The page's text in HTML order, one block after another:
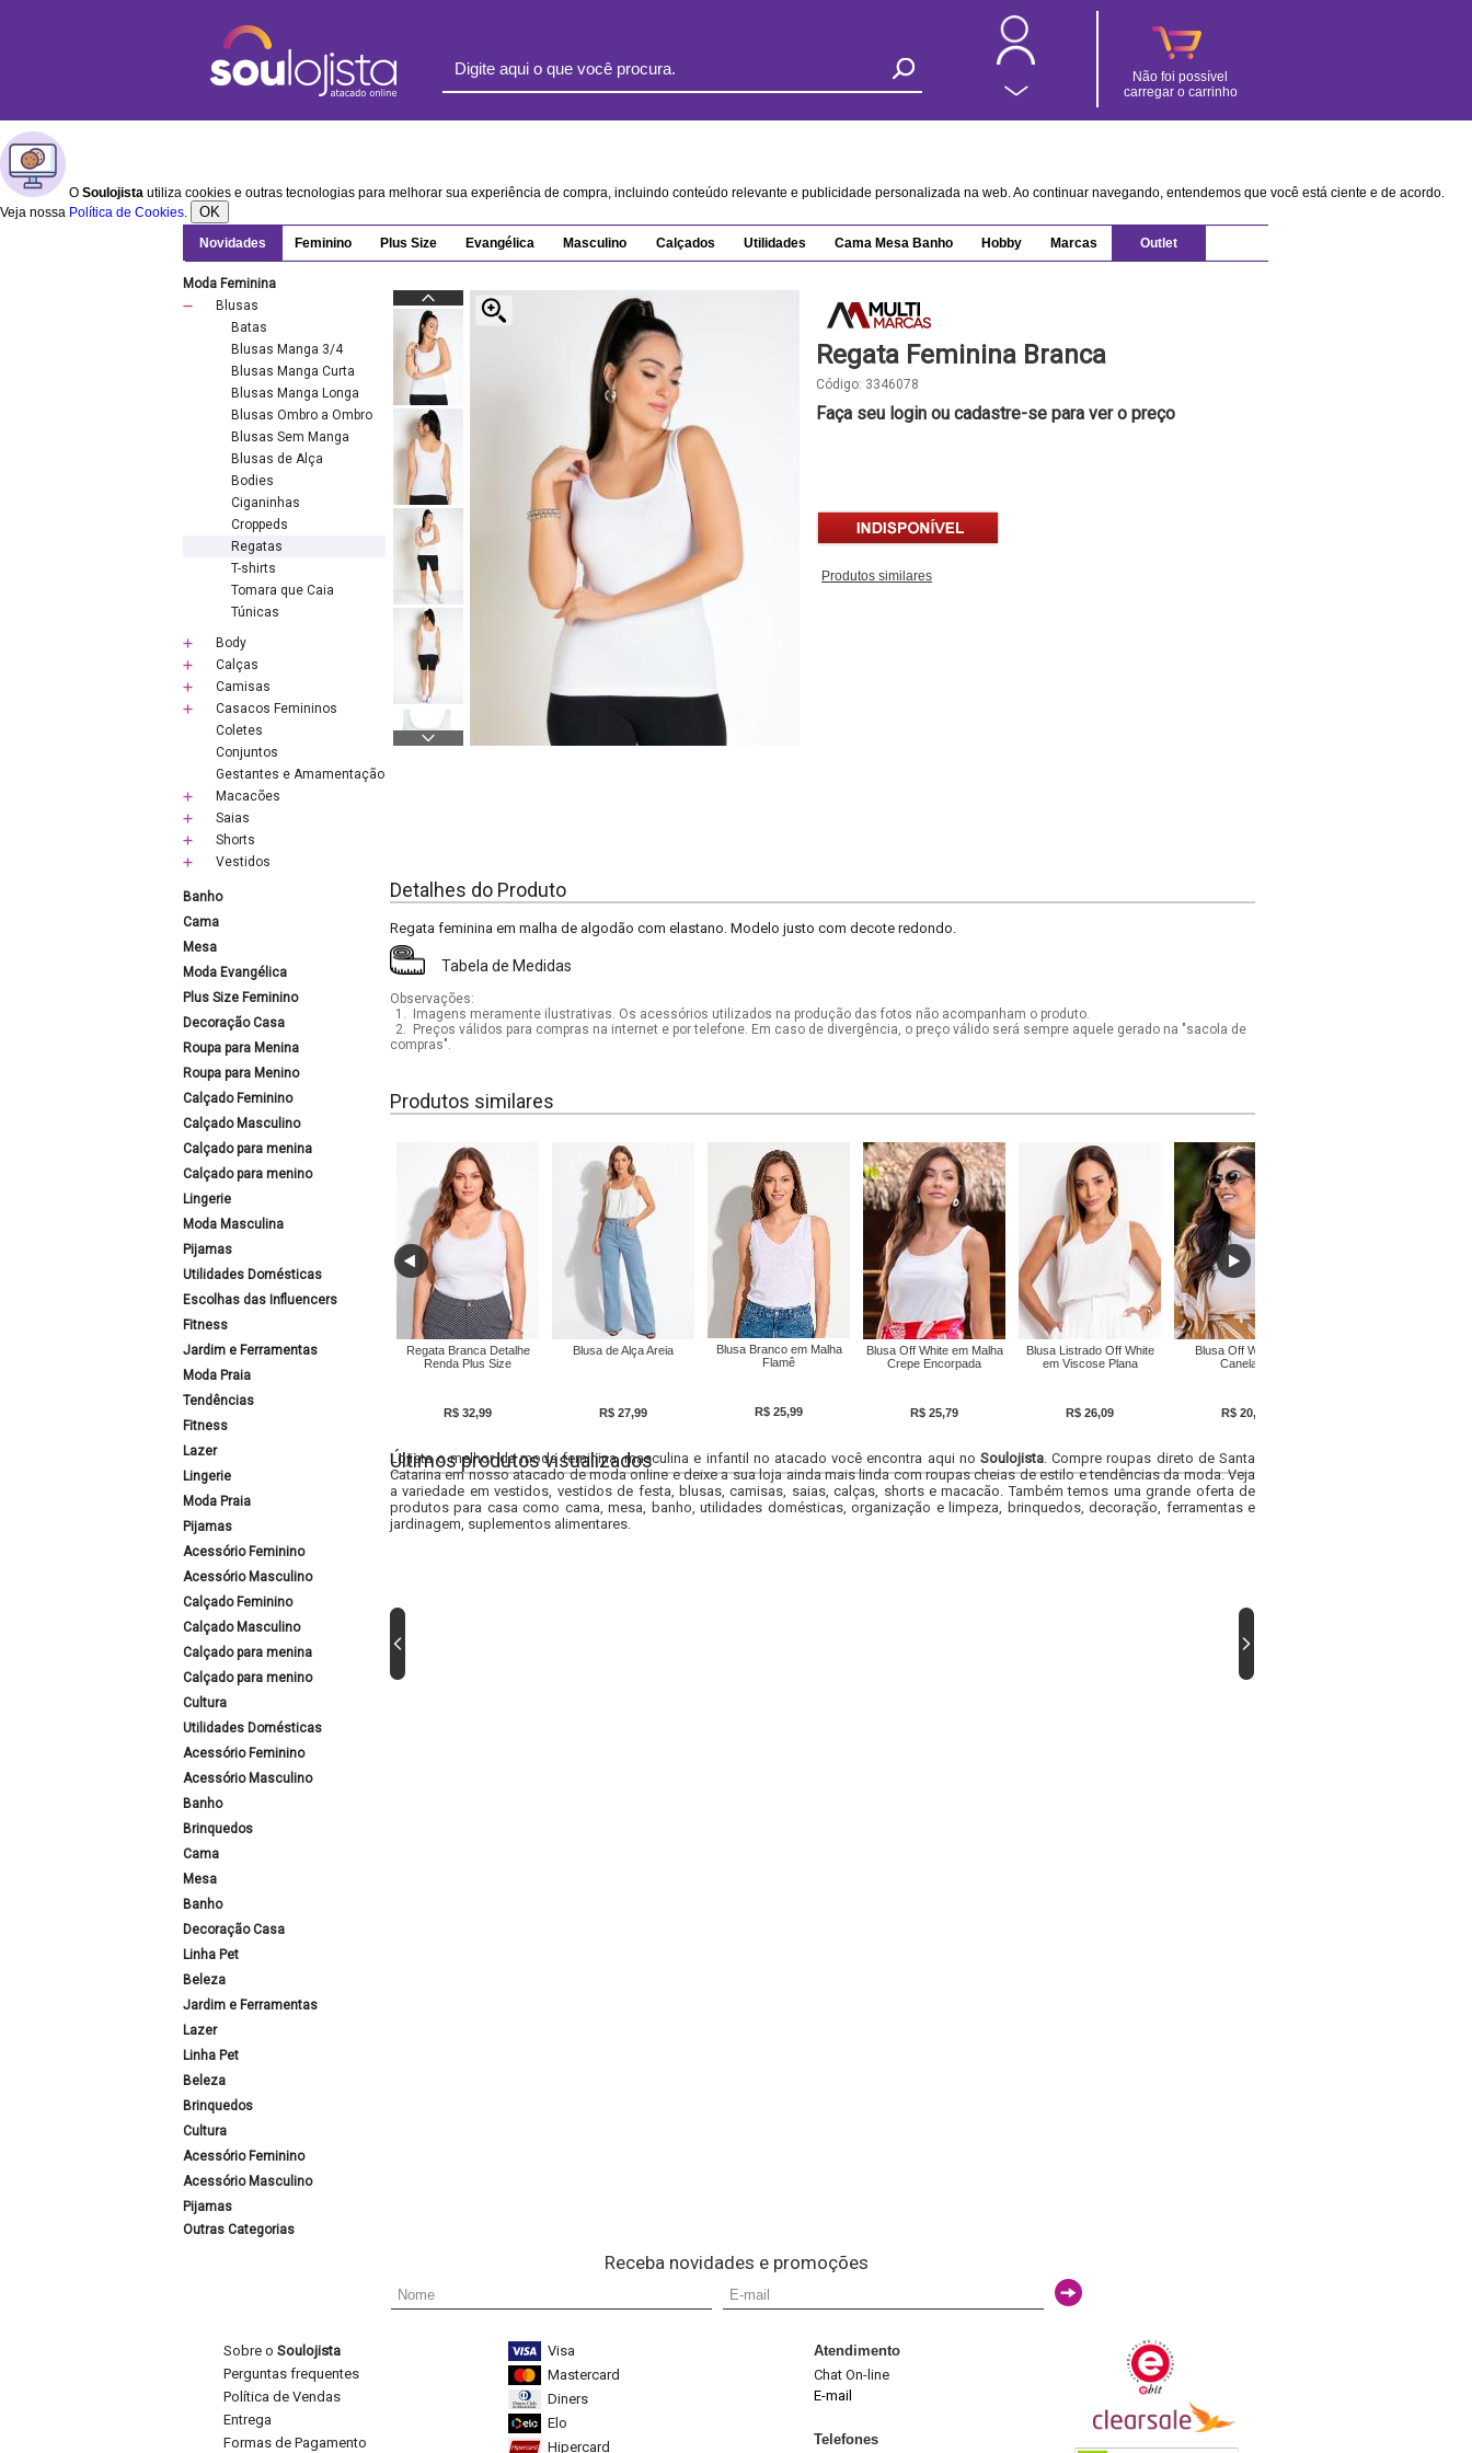
Não foi possível
carregar o carrinho
O Soulojista utiliza cookies e outras tecnologias para melhorar sua experiência de compra, incluindo conteúdo relevante e publicidade personalizada na web. Ao continuar navegando, entendemos que você está ciente e de acordo.
Veja nossa Política de Cookies. OK
Novidades Feminino Plus Size Evangélica Masculino Calçados Utilidades Cama Mesa Banho Hobby Marcas Outlet
Moda Feminina
Blusas
Batas
Blusas Manga 3/4
Blusas Manga Curta
Blusas Manga Longa
Blusas Ombro a Ombro
Blusas Sem Manga
Blusas de Alça
Bodies
Ciganinhas
Croppeds
Regatas
T-shirts
Tomara que Caia
Túnicas
Body
Calças
Camisas
Casacos Femininos
Coletes
Conjuntos
Gestantes e Amamentação
Macacões
Saias
Shorts
Vestidos
Banho
Cama
Mesa
Moda Evangélica
Plus Size Feminino
Decoração Casa
Roupa para Menina
Roupa para Menino
Calçado Feminino
Calçado Masculino
Calçado para menina
Calçado para menino
Lingerie
Moda Masculina
Pijamas
Utilidades Domésticas
Escolhas das Influencers
Fitness
Jardim e Ferramentas
Moda Praia
Tendências
Fitness
Lazer
Lingerie
Moda Praia
Pijamas
Acessório Feminino
Acessório Masculino
Calçado Feminino
Calçado Masculino
Calçado para menina
Calçado para menino
Cultura
Utilidades Domésticas
Acessório Feminino
Acessório Masculino
Banho
Brinquedos
Cama
Mesa
Banho
Decoração Casa
Linha Pet
Beleza
Jardim e Ferramentas
Lazer
Linha Pet
Beleza
Brinquedos
Cultura
Acessório Feminino
Acessório Masculino
Pijamas
Outras Categorias
Regata Feminina Branca
Código: 3346078
Faça seu login ou cadastre-se para ver o preço
Produtos similares
Detalhes do Produto
Regata feminina em malha de algodão com elastano. Modelo justo com decote redondo.
Tabela de Medidas
Observações:
1.
Imagens meramente ilustrativas. Os acessórios utilizados na produção das fotos não acompanham o produto.
2.
Preços válidos para compras na internet e por telefone. Em caso de divergência, o preço válido será sempre aquele gerado na "sacola de
compras".
Produtos similares
Regata Branca Detalhe
Renda Plus Size
R$ 32,99
Blusa de Alça Areia
R$ 27,99
Blusa Branco em Malha
Flamê
R$ 25,99
Blusa Off White em Malha
Crepe Encorpada
R$ 25,79
Blusa Listrado Off White
em Viscose Plana
R$ 26,09
Blusa Off White em
Canelado
R$ 20,69
Últimos produtos visualizados
Lojista o melhor da moda feminina, masculina e infantil no atacado você encontra aqui no Soulojista. Compre roupas direto de Santa
Catarina em nosso atacado de moda online e deixe a sua loja ainda mais linda com roupas cheias de estilo e tendências da moda. Veja
a variedade em vestidos, vestidos de festa, blusas, camisas, saias, calças, shorts e macacão. Também temos uma grande oferta de
produtos para casa como cama, mesa, banho, utilidades domésticas, organização e limpeza, brinquedos, decoração, ferramentas e
jardinagem, suplementos alimentares.
Receba novidades e promoções
Sobre o Soulojista
Perguntas frequentes
Política de Vendas
Entrega
Formas de Pagamento
Visa
Mastercard
Diners
Elo
Hipercard
Atendimento
Chat On-line
E-mail
Telefones